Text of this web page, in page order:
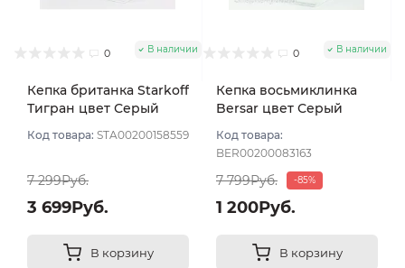
0 В наличии
Кепка британка Starkoff
Тигран цвет Серый
Код товара: STA00200158559
7 299Руб.
3 699Руб.
В корзину
0 В наличии
Кепка восьмиклинка
Bersar цвет Серый
Код товара:
BER00200083163
7 799Руб. -85%
1 200Руб.
В корзину